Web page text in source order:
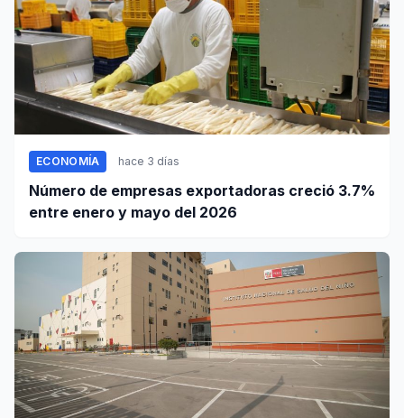
ECONOMÍA hace 3 días
Número de empresas exportadoras creció 3.7%
entre enero y mayo del 2026